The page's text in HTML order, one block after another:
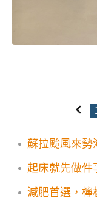
蘇拉颱風來勢
起床就先做件
減肥首選，檸